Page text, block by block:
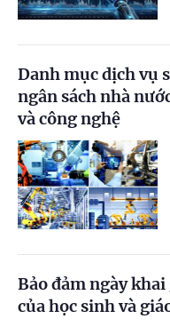
Danh mục dịch vụ
ngân sách nhà
và công nghệ
Bảo đảm ngày
của học sinh và